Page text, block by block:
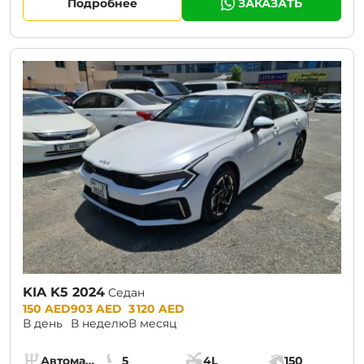
Подробнее ЗАКАЗАТЬ
KIA K5 2024 Седан
Prices:
150 AED
В день
903 AED
В неделю
3 120 AED
В месяц
Автомат (АКПП) 5 4L 150